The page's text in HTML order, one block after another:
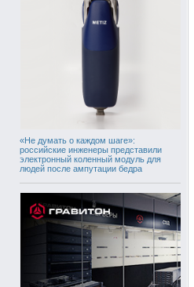
«Не думать о каждом шаге»:
российские инженеры представили
электронный коленный модуль для
людей после ампутации бедра